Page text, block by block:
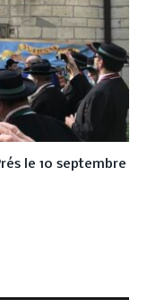
le 10 septembre